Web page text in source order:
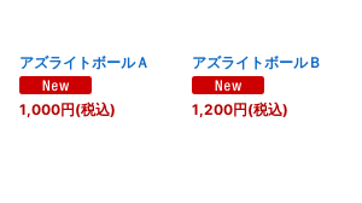
アズライトボールＡ
1,000円(税込)
アズライトボールＢ
1,200円(税込)